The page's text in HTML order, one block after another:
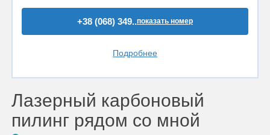
+38 (068) 349..показать номер
Подробнее
Лазерный карбоновый
пилинг рядом со мной